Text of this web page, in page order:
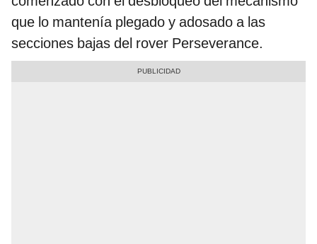
que lo mantenía plegado y adosado a las
secciones bajas del rover Perseverance.